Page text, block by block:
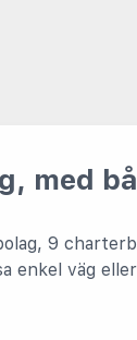
med
9
enkel väg